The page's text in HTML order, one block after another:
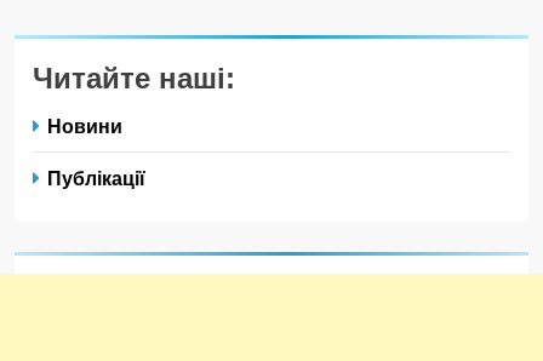
Читайте наші:
Новини
Публікації